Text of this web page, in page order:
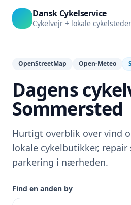
Dansk Cykelservice
Cykelvejr + lokale cykelsteder
OpenStreetMap Open-Meteo
Dagens
Sommersted
Hurtigt overblik over vind
lokale cykelbutikker,
parkering i nærheden.
Find en anden by